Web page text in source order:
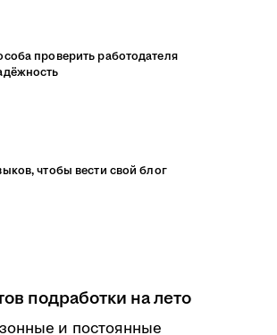
проверить работодателя
чтобы вести свой блог
подработки на лето
и постоянные